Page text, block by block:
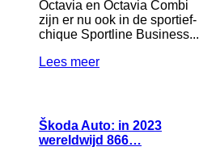
Octavia en Octavia Combi
zijn er nu ook in de sportief-
chique Sportline Business...
Lees meer
Škoda Auto: in 2023
wereldwijd 866…